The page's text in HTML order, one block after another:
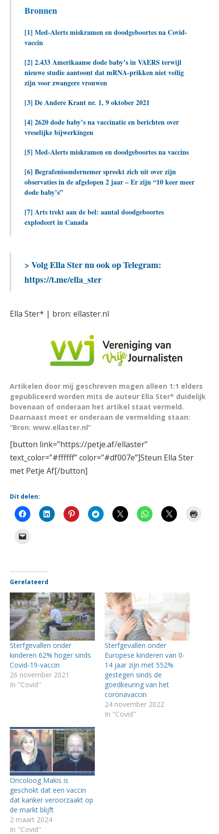
Bronnen
[1] Med-Alerts miskramen en doodgeboortes na Covid-
vaccin
[2] 2.433 Amerikaanse dode baby’s in VAERS terwijl
nieuwe studie aantoont dat mRNA-prikken niet veilig
zijn voor zwangere vrouwen
[3] De Andere Krant nr. 1, 9 oktober 2021
[4] 2620 dode baby’s na vaccinatie en berichten over
vreselijke bijwerkingen
[5] Med-Alerts miskramen en doodgeboortes na vaccins
[6] Begrafenisondernemer spreekt zich uit over zijn
observaties in de afgelopen 2 jaar – Er zijn “10 keer meer
dode baby’s”
[7] Arts trekt aan de bel: aantal doodgeboortes
explodeert in Canada
> Volg Ella Ster nu ook op Telegram:
https://t.me/ella_ster
Ella Ster* | bron: ellaster.nl
Artikelen door mij geschreven mogen alleen 1:1 elders
gepubliceerd worden mits de auteur Ella Ster* duidelijk
bovenaan of onderaan het artikel staat vermeld.
Daarnaast moet er onderaan de vermelding staan:
“Bron: www.ellaster.nl”
[button link=”https://petje.af/ellaster”
text_color=”#ffffff” color=”#df007e”]Steun Ella Ster
met Petje Af[/button]
Dit delen:
Gerelateerd
Sterfgevallen onder
kinderen 62% hoger sinds
Covid-19-vaccin
26 november 2021
In "Covid"
Sterfgevallen onder
Europese kinderen van 0-
14 jaar zijn met 552%
gestegen sinds de
goedkeuring van het
coronavaccin
24 november 2022
In "Covid"
Oncoloog Makis is
geschokt dat een vaccin
dat kanker veroorzaakt op
de markt blijft
2 maart 2024
In "Covid"